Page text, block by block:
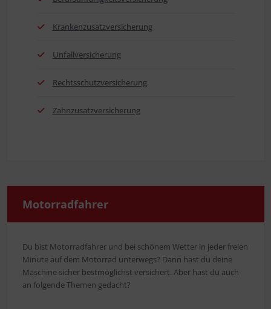
Kran­ken­zu­satz­ver­si­che­rung
Unfall­ver­si­che­rung
Rechts­schutz­ver­si­che­rung
Zahn­zu­satz­ver­si­che­rung
Motor­rad­fah­rer
Du bist Motor­rad­fah­rer und bei schö­nem Wet­ter in jeder frei­en
Minu­te auf dem Motor­rad unter­wegs? Dann hast du dei­ne
Maschi­ne sicher best­mög­lichst ver­si­chert. Aber hast du auch
an fol­gen­de The­men gedacht?